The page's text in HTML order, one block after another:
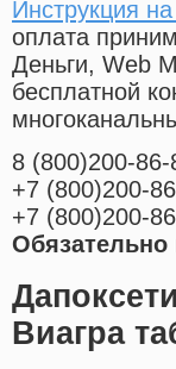
Инструкция
оплата
Деньги, Web
бесплатной
8 (800)200-86-
+7 (800)200-
+7 (800)200-
Обязательно
Виагра